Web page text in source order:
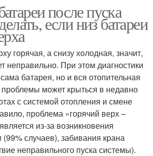
после пуска
если низ батареи
горячая, а снизу холодная, значит,
неправильно. При этом диагностики
батарея, но и вся отопительная
может крыться в недавно
с системой отопления и смене
проблема «горячий верх –
из-за возникновения
случаев), забивания крана
неправильного пуска системы).